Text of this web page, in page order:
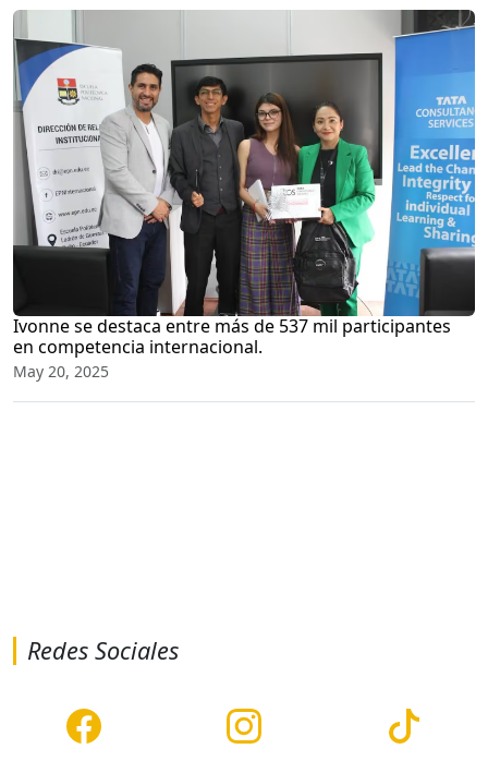
Ivonne se destaca entre más de 537 mil participantes
en competencia internacional.
May 20, 2025
Redes Sociales